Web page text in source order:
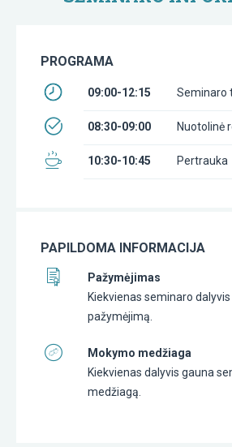
PROGRAMA
09:00-12:15 Seminaro
08:30-09:00 Nuotolinė
10:30-10:45 Pertrauka
PAPILDOMA INFORMACIJA
Pažymėjimas
Kiekvienas seminaro
pažymėjimą.
Mokymo medžiaga
Kiekvienas dalyvis gauna
medžiagą.